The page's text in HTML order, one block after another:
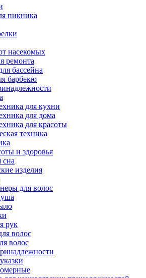
пикника
насекомых
ремонта
бассейна
барбекю
для кухни
для дома
для красоты
техника
и здоровья
сна
изделия
для волос
рук
волос
волос